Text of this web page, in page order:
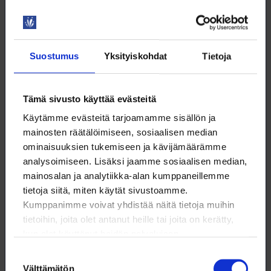
Suostumus Yksityiskohdat Tietoja
Tämä sivusto käyttää evästeitä
Käytämme evästeitä tarjoamamme sisällön ja
mainosten räätälöimiseen, sosiaalisen median
ominaisuuksien tukemiseen ja kävijämäärämme
analysoimiseen. Lisäksi jaamme sosiaalisen median,
mainosalan ja analytiikka-alan kumppaneillemme
tietoja siitä, miten käytät sivustoamme.
Kumppanimme voivat yhdistää näitä tietoja muihin
tietoihin, joita olet antanut heille tai joita on kerätty,
Välttämätön
AamuBoost – tehokas startti työpäivään!
WEBINAARI
KOULUTUS
DIGITAIDOT